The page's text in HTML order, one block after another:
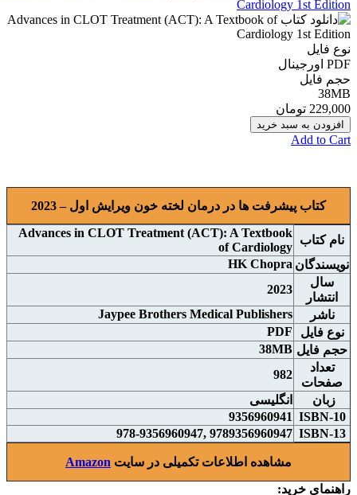
نوع فایل
PDF اورجينال
حجم فایل
38MB
229,000 تومان
افزودن به سبد خرید
Add to Cart
کتاب پیشرفت ها در درمان لخته خون ویرایش اول – 2023
نام کتاب
Advances in CLOT Treatment (ACT): A Textbook
of Cardiology
نويسندگان HK Chopra
سال
انتشار
2023
ناشر
Jaypee Brothers Medical Publishers
نوع فايل
PDF
حجم فايل 38MB
تعداد
صفحات
982
زبان
انگلیسی
ISBN-10
9356960941
ISBN-13
9789356960947 ,978-9356960947
مشاهده اطلاعات تکمیلی در سایت Amazon
راهنمای خرید: